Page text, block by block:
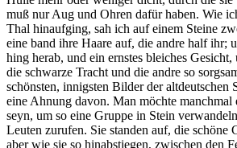
muß nur Aug und Ohren dafür haben. Wie
Thal hinaufging, sah ich auf einem Steine
eine band ihre Haare auf, die andre half ihr;
hing herab, und ein ernstes bleiches
die schwarze Tracht und die andre so
schönsten, innigsten Bilder der altdeutschen
eine Ahnung davon. Man möchte manchmal
seyn, um so eine Gruppe in Stein
Leuten zurufen. Sie standen auf, die schöne
aber wie sie so hinabstiegen, zwischen den